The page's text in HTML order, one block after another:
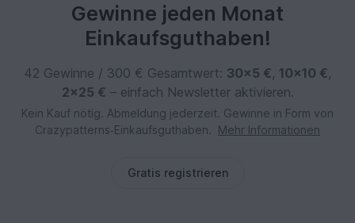
Gewinne jeden Monat
Einkaufsguthaben!
42 Gewinne / 300 € Gesamtwert: 30×5 €, 10×10 €,
2×25 € – einfach Newsletter aktivieren.
Kein Kauf nötig. Abmeldung jederzeit. Gewinne in Form von
Crazypatterns‑Einkaufsguthaben.
Mehr Informationen
Gratis registrieren